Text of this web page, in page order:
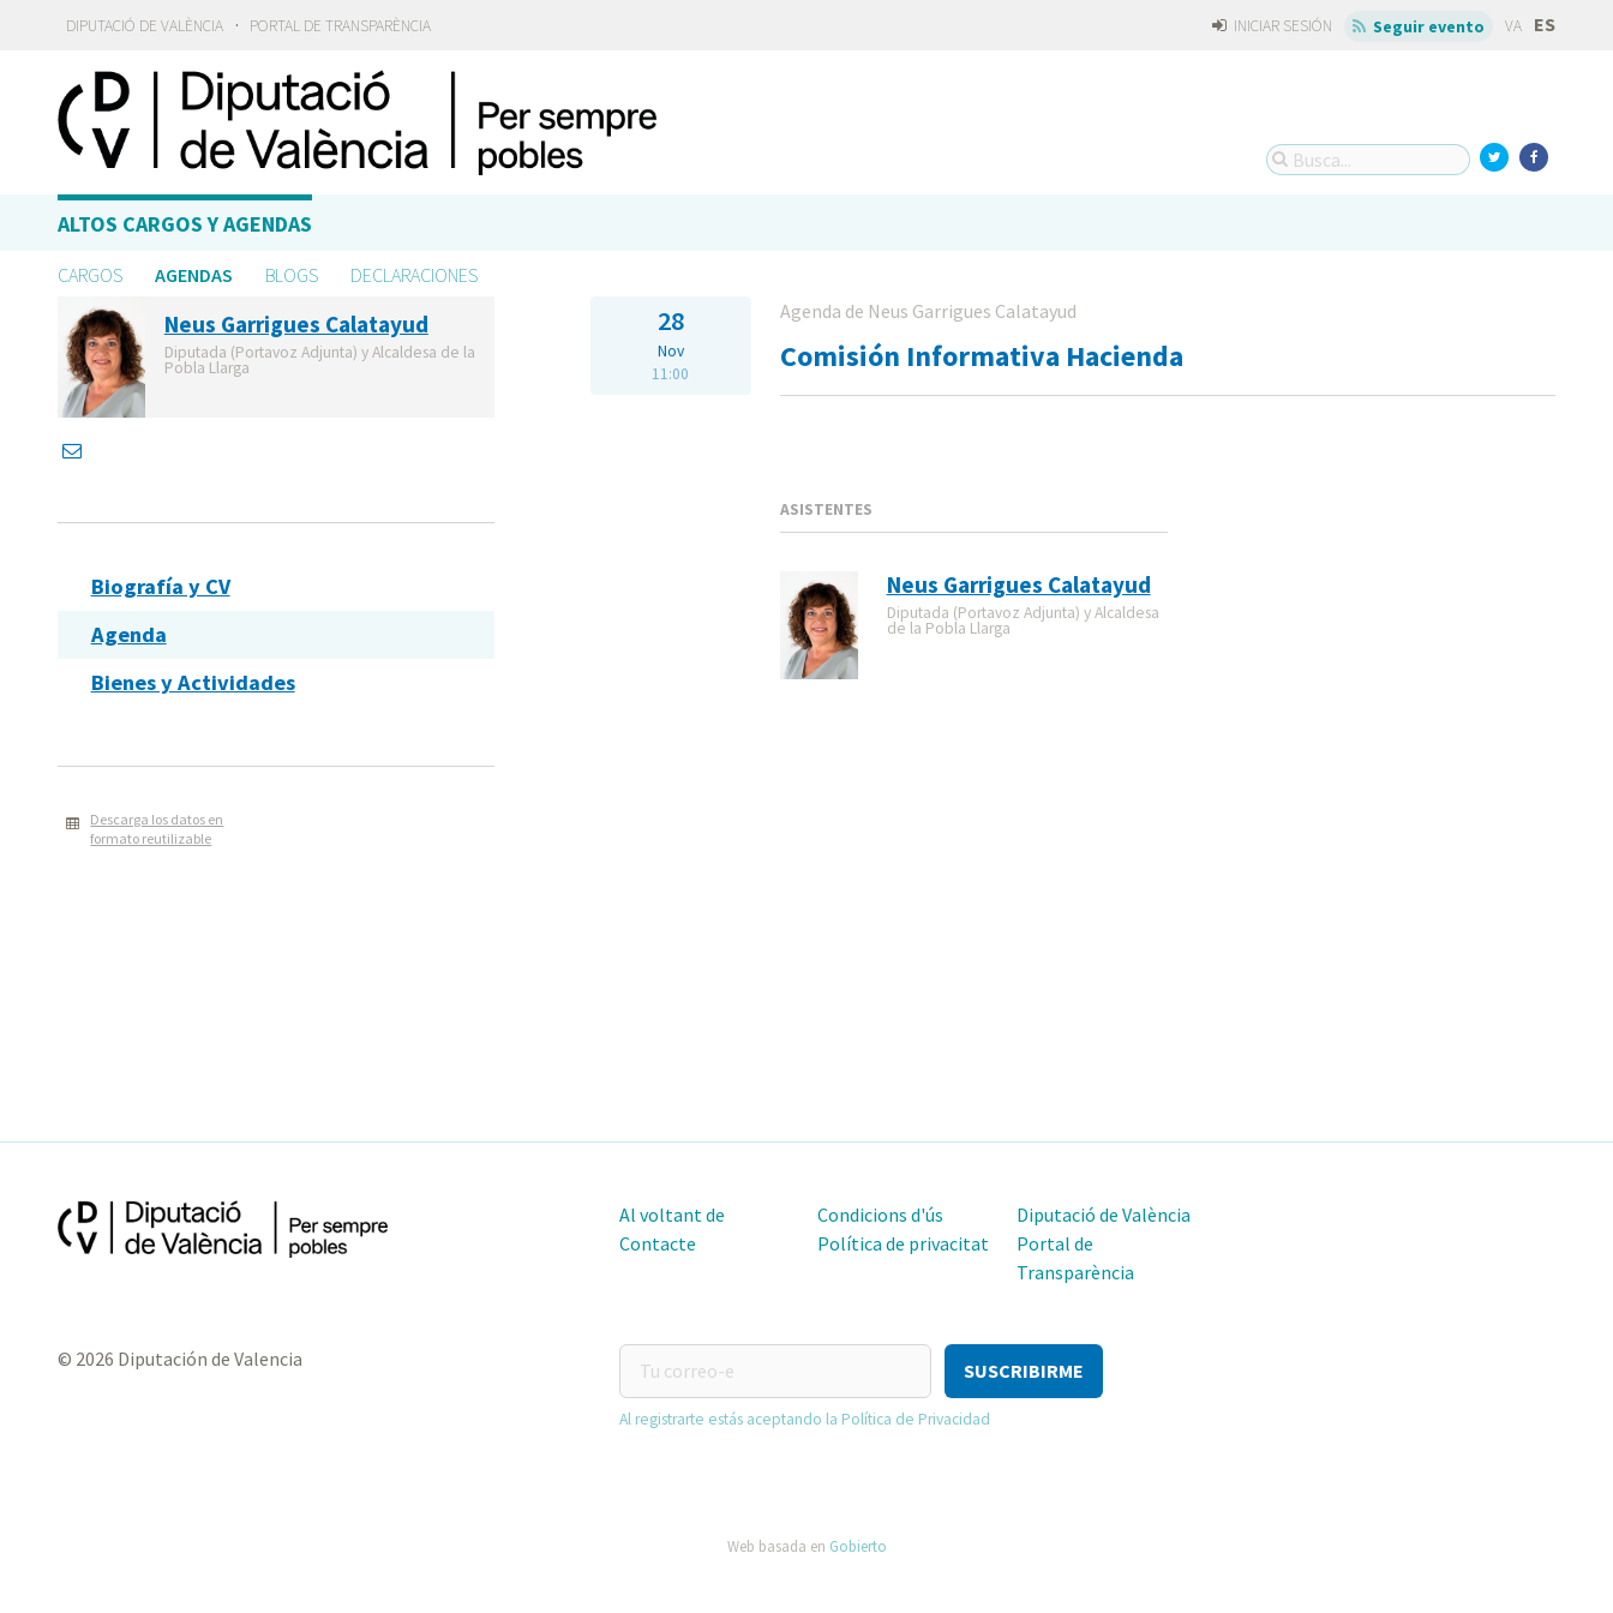
DIPUTACIÓ DE VALÈNCIA · PORTAL DE TRANSPARÈNCIA INICIAR SESIÓN Seguir evento VA ES
ALTOS CARGOS Y AGENDAS
CARGOS AGENDAS BLOGS DECLARACIONES
Neus Garrigues Calatayud
Diputada (Portavoz Adjunta) y Alcaldesa de la
Pobla Llarga
Biografía y CV
Agenda
Bienes y Actividades
Descarga los datos en
formato reutilizable
28
Nov
11:00
Agenda de Neus Garrigues Calatayud
Comisión Informativa Hacienda
ASISTENTES
Neus Garrigues Calatayud
Diputada (Portavoz Adjunta) y Alcaldesa
de la Pobla Llarga
Al voltant de
Contacte
Condicions d'ús
Política de privacitat
Diputació de València
Portal de
Transparència
© 2026 Diputación de Valencia
Tu
correo-
e
Al registrarte estás aceptando la Política de Privacidad
Web basada en Gobierto